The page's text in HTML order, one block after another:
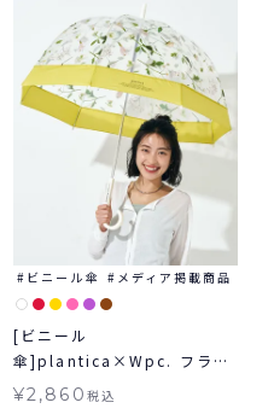
ビニール傘 メディア掲載商品
[ビニール
傘]plantica×Wpc. フラワ
ーアンブレラプラスティック
¥2,860 税込